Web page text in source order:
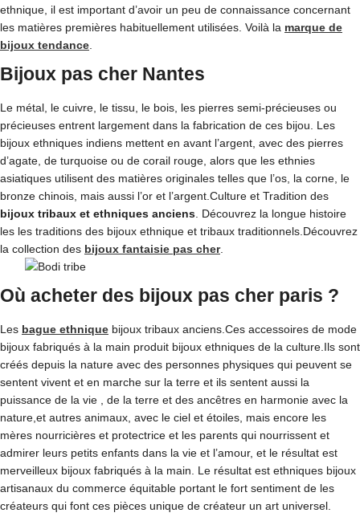
ethnique, il est important d’avoir un peu de connaissance concernant
les matières premières habituellement utilisées. Voilà la marque de
bijoux tendance.
Bijoux pas cher Nantes
Le métal, le cuivre, le tissu, le bois, les pierres semi-précieuses ou
précieuses entrent largement dans la fabrication de ces bijou. Les
bijoux ethniques indiens mettent en avant l’argent, avec des pierres
d’agate, de turquoise ou de corail rouge, alors que les ethnies
asiatiques utilisent des matières originales telles que l’os, la corne, le
bronze chinois, mais aussi l’or et l’argent.Culture et Tradition des
bijoux tribaux et ethniques anciens. Découvrez la longue histoire
les les traditions des bijoux ethnique et tribaux traditionnels.Découvrez
la collection des bijoux fantaisie pas cher.
Où acheter des bijoux pas cher paris ?
Les bague ethnique bijoux tribaux anciens.Ces accessoires de mode
bijoux fabriqués à la main produit bijoux ethniques de la culture.Ils sont
créés depuis la nature avec des personnes physiques qui peuvent se
sentent vivent et en marche sur la terre et ils sentent aussi la
puissance de la vie , de la terre et des ancêtres en harmonie avec la
nature,et autres animaux, avec le ciel et étoiles, mais encore les
mères nourricières et protectrice et les parents qui nourrissent et
admirer leurs petits enfants dans la vie et l’amour, et le résultat est
merveilleux bijoux fabriqués à la main. Le résultat est ethniques bijoux
artisanaux du commerce équitable portant le fort sentiment de les
créateurs qui font ces pièces unique de créateur un art universel.